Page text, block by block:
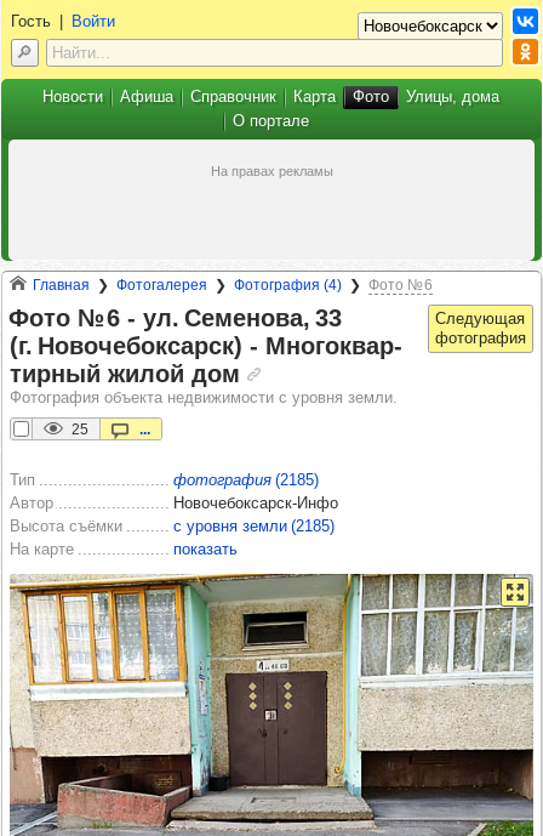
Главная Фотогалерея Фотография (4) Фото № 6
Фото № 6 -​ ул. Семе­нова, 33
(г. Ново­че­бок­сарск) -​ Мно­гок­вар­
тир­ный жилой дом
Фотография объекта недвижимости с уровня земли.
25 ...
Тип фотография (2185)
Автор
Новочебоксарск-Инфо
Высота съёмки
с уровня земли (2185)
На карте
показать
Гость| Войти
Новости Афиша Справочник Карта Фото
Улицы, дома
О портале